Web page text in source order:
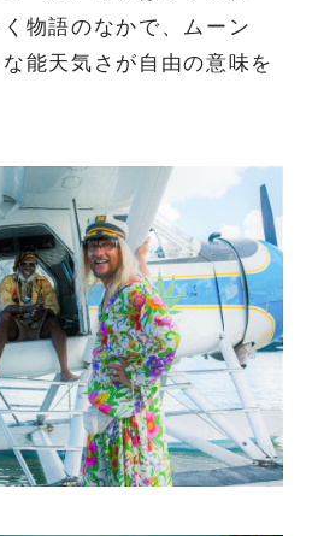
物語のなかで、ムーン
能天気さが自由の意味を